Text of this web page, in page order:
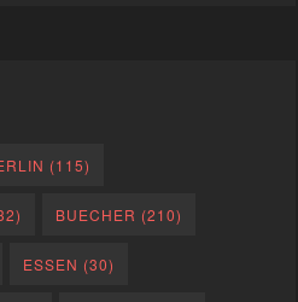
(115)
BUECHER (210)
ESSEN (30)